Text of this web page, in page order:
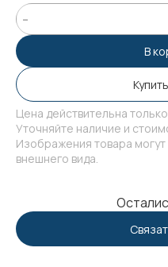
В
Цена действительна
Уточняйте наличие и
Изображения товара
внешнего вида.